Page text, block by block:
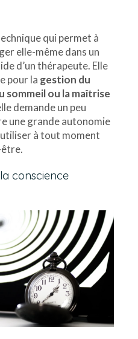
qui permet à
elle-même dans un
d’un thérapeute. Elle
pour la gestion du
sommeil ou la maîtrise
demande un peu
une grande autonomie
à tout moment
conscience